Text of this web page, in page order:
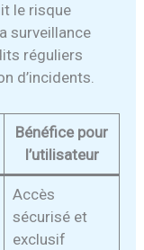
le risque
surveillance
réguliers
d’incidents.
Bénéfice pour
l’utilisateur
Accès
sécurisé et
exclusif